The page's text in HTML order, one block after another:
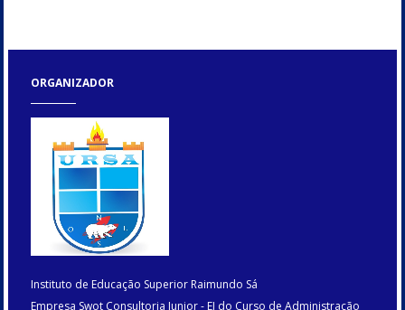
ORGANIZADOR
Instituto de Educação Superior Raimundo Sá
Empresa Swot Consultoria Junior - EJ do Curso de Administração